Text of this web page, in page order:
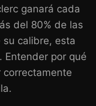
ganará cada
del 80% de las
su calibre, esta
Entender por qué
correctamente